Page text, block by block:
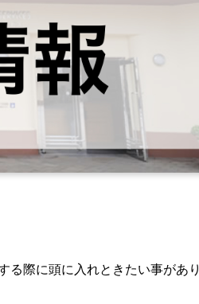
る際に頭に入れときたい事があり